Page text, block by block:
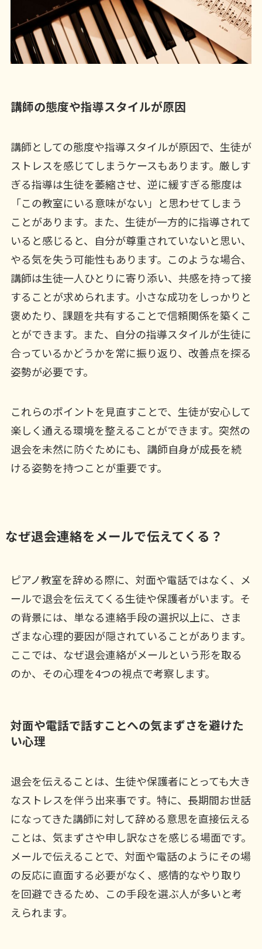
講師の態度や指導スタイルが原因
講師としての態度や指導スタイルが原因で、生徒が
ストレスを感じてしまうケースもあります。厳しす
ぎる指導は生徒を萎縮させ、逆に緩すぎる態度は
「この教室にいる意味がない」と思わせてしまう
ことがあります。また、生徒が一方的に指導されて
いると感じると、自分が尊重されていないと思い、
やる気を失う可能性もあります。このような場合、
講師は生徒一人ひとりに寄り添い、共感を持って接
することが求められます。小さな成功をしっかりと
褒めたり、課題を共有することで信頼関係を築くこ
とができます。また、自分の指導スタイルが生徒に
合っているかどうかを常に振り返り、改善点を探る
姿勢が必要です。
これらのポイントを見直すことで、生徒が安心して
楽しく通える環境を整えることができます。突然の
退会を未然に防ぐためにも、講師自身が成長を続
ける姿勢を持つことが重要です。
なぜ退会連絡をメールで伝えてくる？
ピアノ教室を辞める際に、対面や電話ではなく、メ
ールで退会を伝えてくる生徒や保護者がいます。そ
の背景には、単なる連絡手段の選択以上に、さま
ざまな心理的要因が隠されていることがあります。
ここでは、なぜ退会連絡がメールという形を取る
のか、その心理を4つの視点で考察します。
対面や電話で話すことへの気まずさを避けた
い心理
退会を伝えることは、生徒や保護者にとっても大き
なストレスを伴う出来事です。特に、長期間お世話
になってきた講師に対して辞める意思を直接伝える
ことは、気まずさや申し訳なさを感じる場面です。
メールで伝えることで、対面や電話のようにその場
の反応に直面する必要がなく、感情的なやり取り
を回避できるため、この手段を選ぶ人が多いと考
えられます。